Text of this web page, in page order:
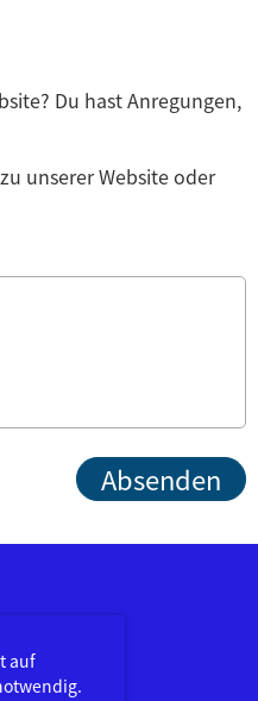
auf
Du hast Anregungen,
unserer Website oder